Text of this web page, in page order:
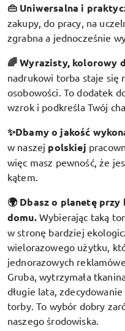
👜 Uniwersalna i
zakupy, do pracy, na
zgrabna a jednocześnie
🌈 Wyrazisty, kolorowy
nadrukowi torba staje się
osobowości. To dodatek
wzrok i podkreśla Twój
✨Dbamy o jakość
w naszej polskiej
więc masz pewność, że
kątem.
🌍 Dbasz o planetę przy
domu. Wybierając taką
w stronę bardziej
wielorazowego użytku,
jednorazowych
Gruba, wytrzymała
długie lata,
torby. To wybór dobry
naszego środowiska.